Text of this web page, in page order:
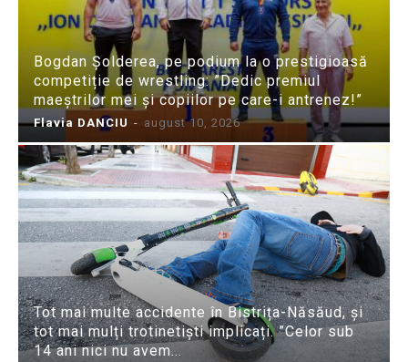
Bogdan Șolderea, pe podium la o prestigioasă
competiție de wrestling: ”Dedic premiul
maeștrilor mei și copiilor pe care-i antrenez!”
Flavia DANCIU - august 10, 2026
Tot mai multe accidente în Bistrița-Năsăud, și
tot mai mulți trotinetiști implicați. ”Celor sub
14 ani nici nu avem...